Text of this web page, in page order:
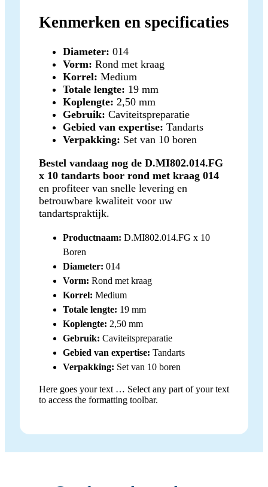
Kenmerken en specificaties
Diameter: 014
Vorm: Rond met kraag
Korrel: Medium
Totale lengte: 19 mm
Koplengte: 2,50 mm
Gebruik: Caviteitspreparatie
Gebied van expertise: Tandarts
Verpakking: Set van 10 boren
Bestel vandaag nog de D.MI802.014.FG
x 10 tandarts boor rond met kraag 014
en profiteer van snelle levering en
betrouwbare kwaliteit voor uw
tandartspraktijk.
Productnaam: D.MI802.014.FG x 10
Boren
Diameter: 014
Vorm: Rond met kraag
Korrel: Medium
Totale lengte: 19 mm
Koplengte: 2,50 mm
Gebruik: Caviteitspreparatie
Gebied van expertise: Tandarts
Verpakking: Set van 10 boren
Here goes your text … Select any part of your text
to access the formatting toolbar.